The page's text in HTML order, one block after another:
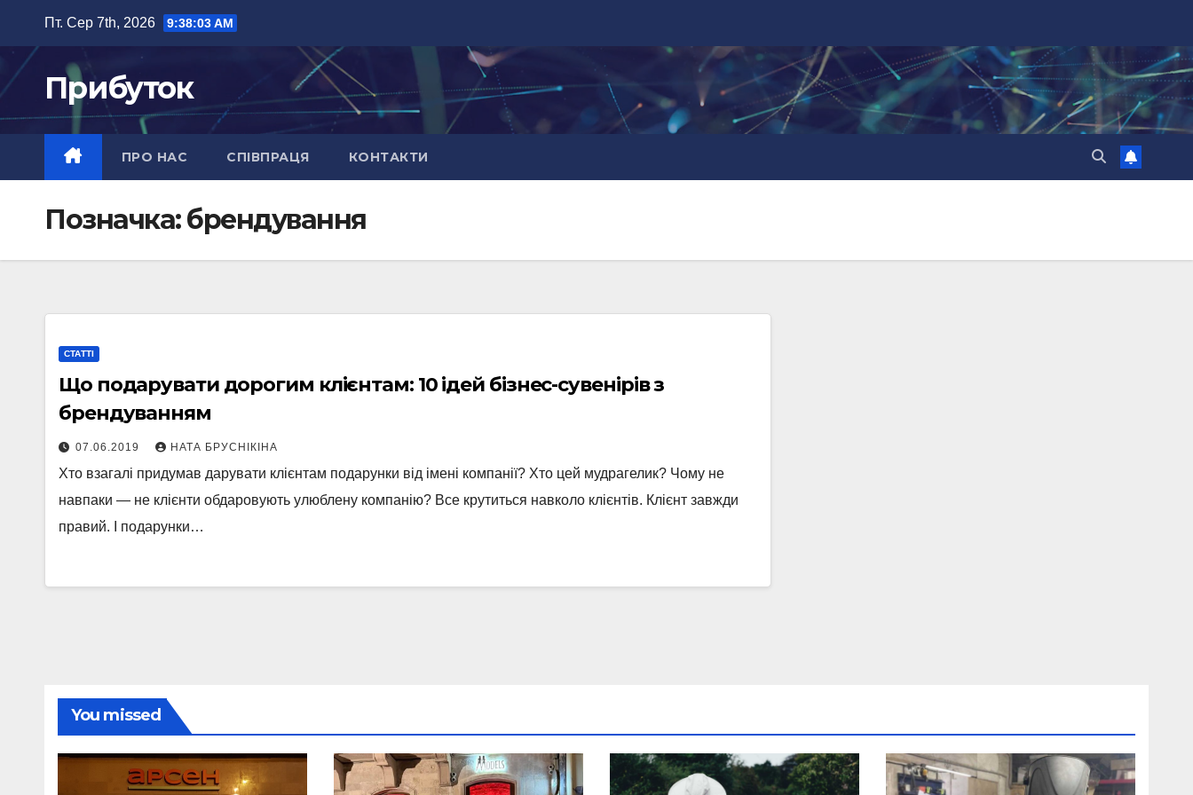
вмісту
Пт. Сер 7th, 2026 9:38:03 AM
Прибуток
ПРО НАС СПІВПРАЦЯ КОНТАКТИ
Позначка:брендування
СТАТТІ
Що подарувати дорогим клієнтам: 10 ідей бізнес-сувенірів з
брендуванням
07.06.2019 НАТА БРУСНІКІНА
Хто взагалі придумав дарувати клієнтам подарунки від імені компанії? Хто цей мудрагелик? Чому не
навпаки — не клієнти обдаровують улюблену компанію? Все крутиться навколо клієнтів. Клієнт завжди
правий. І подарунки…
You missed